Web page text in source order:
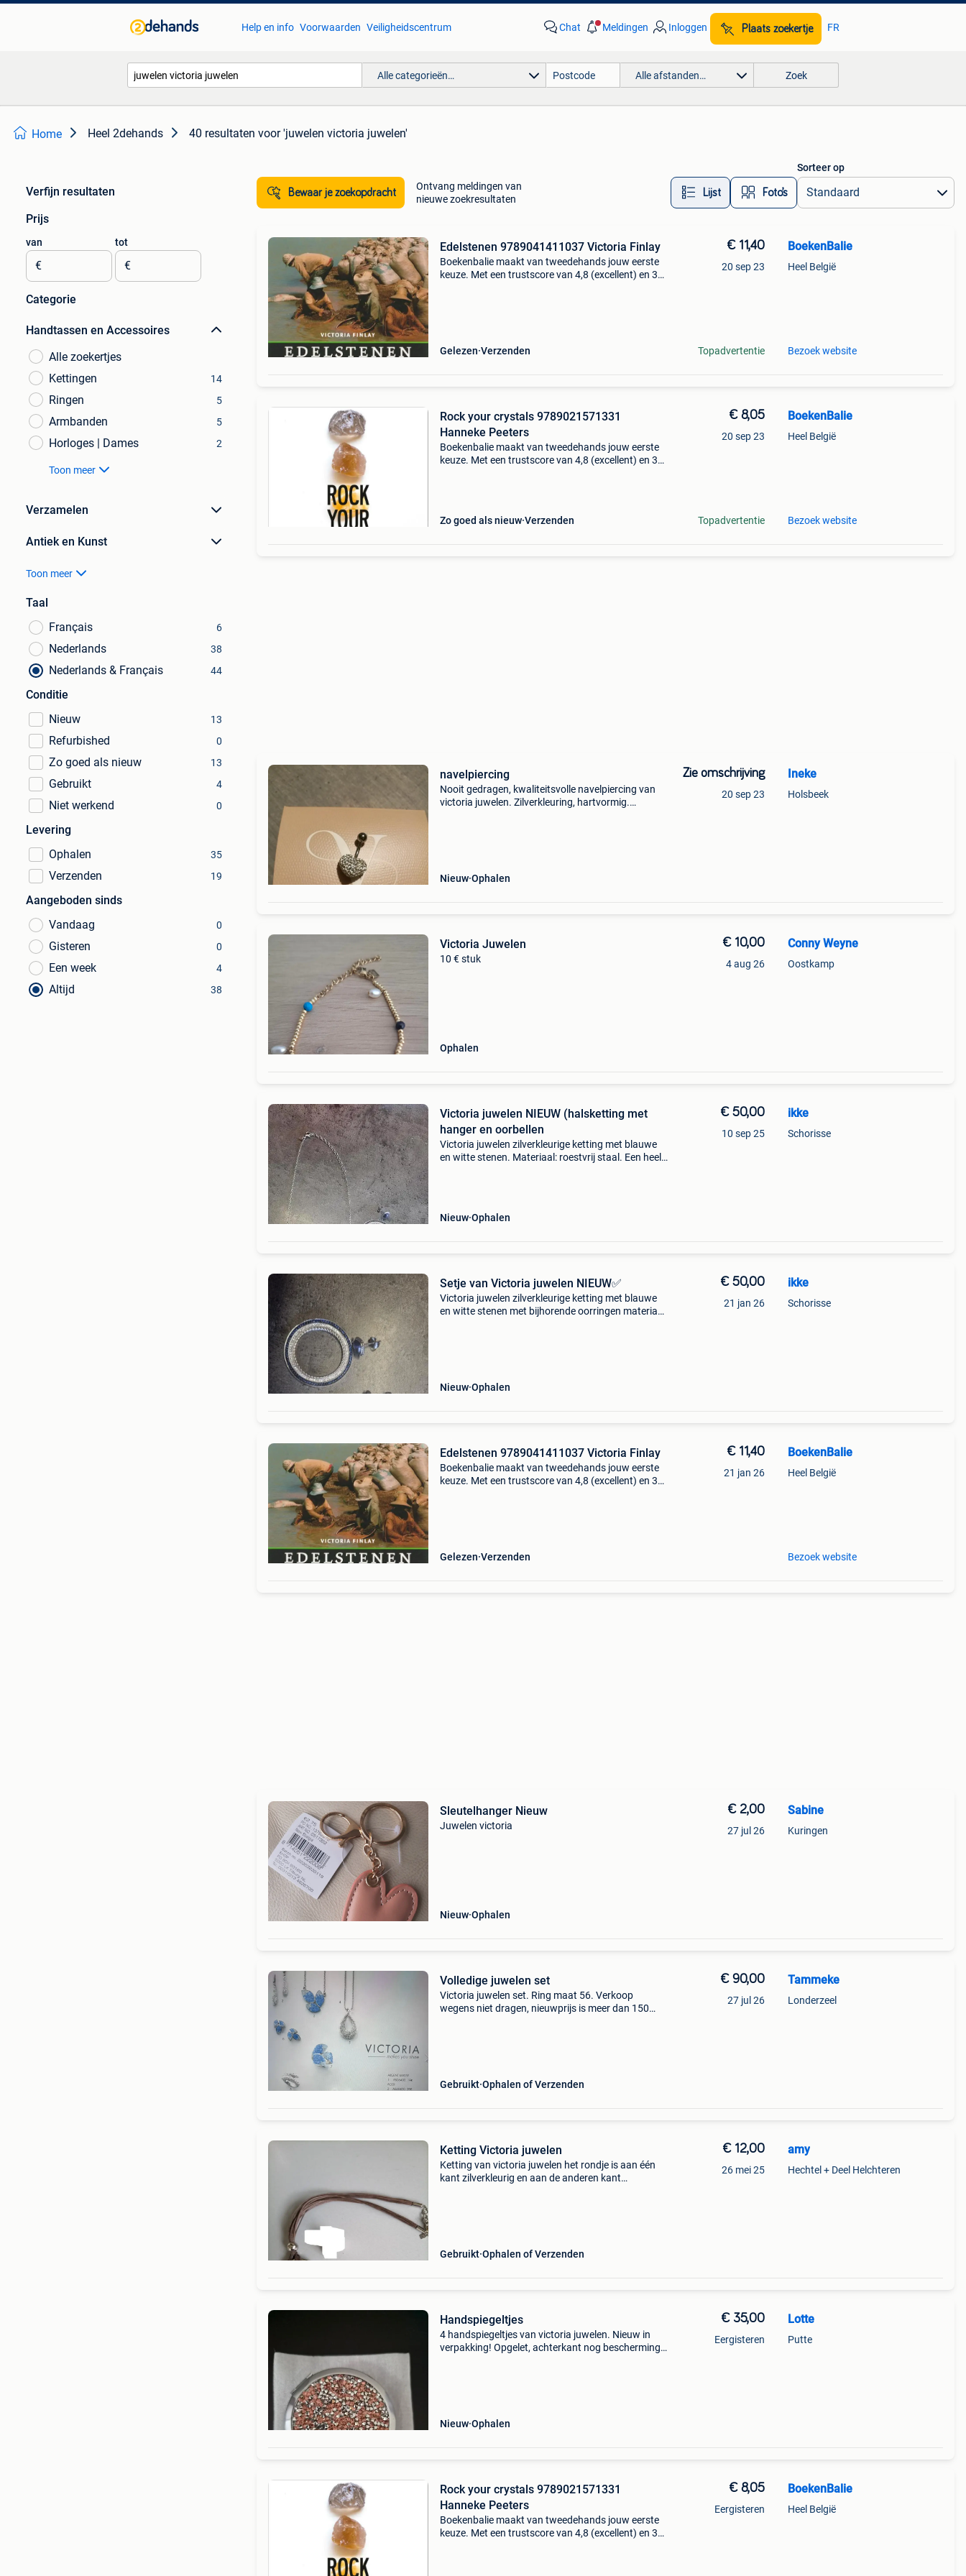
Help en info Voorwaarden Veiligheidscentrum Chat Meldingen Inloggen Plaats zoekertje FR
Alle categorieën… Alle afstanden… Zoek
Home Heel 2dehands 40 resultaten voor 'juwelen victoria juwelen'
Verfijn resultaten
Prijs
van
€
tot
€
Categorie
Handtassen en Accessoires
Alle zoekertjes
Kettingen
14
Ringen 5
Armbanden 5
Horloges | Dames 2
Toon meer
Verzamelen
Antiek en Kunst
Toon meer
Taal
Français
6
Nederlands 38
Nederlands & Français 44
Conditie
Nieuw
13
Refurbished 0
Zo goed als nieuw 13
Gebruikt 4
Niet werkend 0
Levering
Ophalen
35
Verzenden 19
Aangeboden sinds
Vandaag
0
Gisteren 0
Een week 4
Altijd 38
Bewaar je zoekopdracht
Ontvang meldingen van
nieuwe zoekresultaten
Lijst Foto’s
Sorteer op
Edelstenen 9789041411037 Victoria Finlay
Boekenbalie maakt van tweedehands jouw eerste
keuze. Met een trustscore van 4,8 (excellent) en 30
Gelezen Verzenden
€ 11,40
20 sep 23
Topadvertentie
BoekenBalie
Heel België
Bezoek website
Rock your crystals 9789021571331
Hanneke Peeters
Boekenbalie maakt van tweedehands jouw eerste
keuze. Met een trustscore van 4,8 (excellent) en 30
Zo goed als nieuw Verzenden
€ 8,05
20 sep 23
Topadvertentie
BoekenBalie
Heel België
Bezoek website
navelpiercing
Nooit gedragen, kwaliteitsvolle navelpiercing van
victoria juwelen. Zilverkleuring, hartvormig.
Nieuw Ophalen
Zie omschrijving
20 sep 23
Ineke
Holsbeek
Victoria Juwelen
10 € stuk
Ophalen
€ 10,00
4 aug 26
Conny Weyne
Oostkamp
Victoria juwelen NIEUW (halsketting met
hanger en oorbellen
Victoria juwelen zilverkleurige ketting met blauwe
en witte stenen. Materiaal: roestvrij staal. Een heel
Nieuw Ophalen
€ 50,00
10 sep 25
ikke
Schorisse
Setje van Victoria juwelen NIEUW✅️
Victoria juwelen zilverkleurige ketting met blauwe
en witte stenen met bijhorende oorringen materiaal:
Nieuw Ophalen
€ 50,00
21 jan 26
ikke
Schorisse
Edelstenen 9789041411037 Victoria Finlay
Boekenbalie maakt van tweedehands jouw eerste
keuze. Met een trustscore van 4,8 (excellent) en 30
Gelezen Verzenden
€ 11,40
21 jan 26
BoekenBalie
Heel België
Bezoek website
Sleutelhanger Nieuw
Juwelen victoria
Nieuw Ophalen
€ 2,00
27 jul 26
Sabine
Kuringen
Volledige juwelen set
Victoria juwelen set. Ring maat 56. Verkoop
wegens niet dragen, nieuwprijs is meer dan 150
Gebruikt Ophalen of Verzenden
€ 90,00
27 jul 26
Tammeke
Londerzeel
Ketting Victoria juwelen
Ketting van victoria juwelen het rondje is aan één
kant zilverkleurig en aan de anderen kant
Gebruikt Ophalen of Verzenden
€ 12,00
26 mei 25
amy
Hechtel + Deel Helchteren
Handspiegeltjes
4 handspiegeltjes van victoria juwelen. Nieuw in
verpakking! Opgelet, achterkant nog bescherming
Nieuw Ophalen
€ 35,00
Eergisteren
Lotte
Putte
Rock your crystals 9789021571331
Hanneke Peeters
Boekenbalie maakt van tweedehands jouw eerste
keuze. Met een trustscore van 4,8 (excellent) en 30
€ 8,05
Eergisteren
BoekenBalie
Heel België